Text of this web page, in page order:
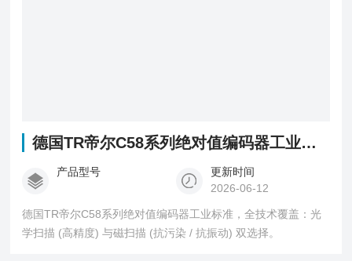
德国TR帝尔C58系列绝对值编码器工业标准
产品型号
更新时间
2026-06-12
德国TR帝尔C58系列绝对值编码器工业标准，全技术覆盖：光
学扫描 (高精度) 与磁扫描 (抗污染 / 抗振动) 双选择。